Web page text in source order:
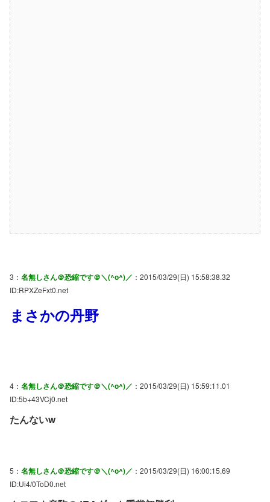
3： 名無しさん＠恐縮です＠＼(^o^)／ ：2015/03/29(日) 15:58:38.32
ID:RPXZeFxt0.net
まさかの丹野
4： 名無しさん＠恐縮です＠＼(^o^)／ ：2015/03/29(日) 15:59:11.01
ID:5b+43VCj0.net
たんないw
5： 名無しさん＠恐縮です＠＼(^o^)／ ：2015/03/29(日) 16:00:15.69
ID:Ui4/0ToD0.net